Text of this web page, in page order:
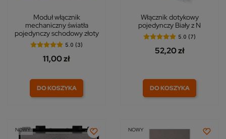
Moduł włącznik
mechaniczny światła
pojedynczy schodowy złoty
5.0 (3)
11,00 zł
DO KOSZYKA
Włącznik dotykowy
pojedynczy Biały z N
5.0 (7)
52,20 zł
DO KOSZYKA
NOWY NOWY